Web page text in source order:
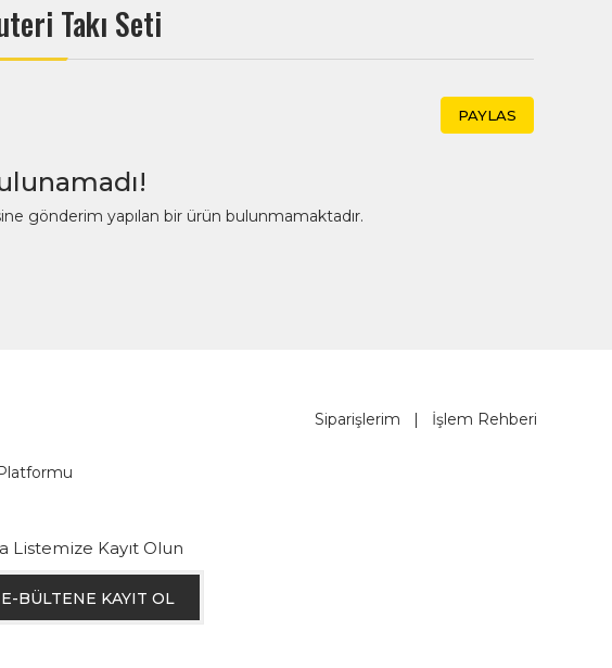
Takı Seti
PAYLAS
gönderim yapılan bir ürün bulunmamaktadır.
Siparişlerim İşlem Rehberi
Listemize Kayıt Olun
E-BÜLTENE KAYIT OL